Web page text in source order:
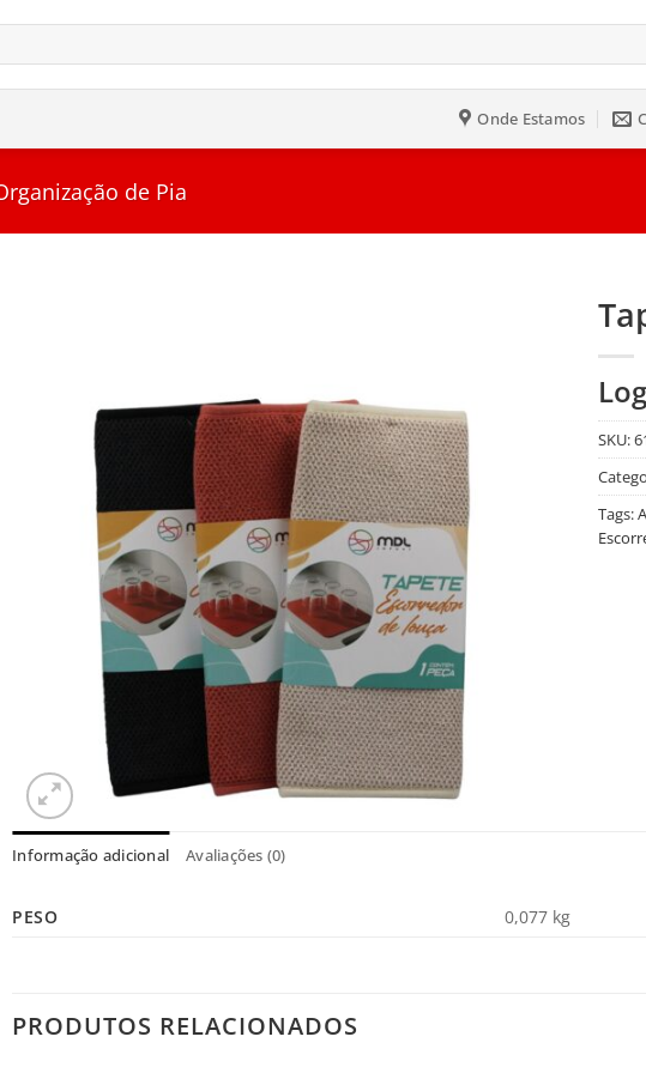
Onde Estamos
de Pia
SKU:
Tags:
Informação adicional Avaliações (0)
PESO 0,077 kg
PRODUTOS RELACIONADOS